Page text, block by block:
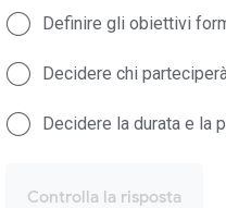
Definire gli obiettivi
Decidere chi
Decidere la durata e la
Controlla la risposta